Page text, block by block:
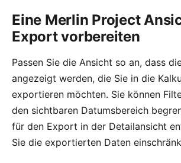
Eine Merlin Project
Export vorbereiten
Passen Sie die Ansicht so an, dass
angezeigt werden, die Sie in die
exportieren möchten. Sie können
den sichtbaren Datumsbereich
für den Export in der Detailansicht
Sie die exportierten Daten